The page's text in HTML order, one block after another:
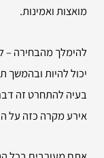
מואצות ואמינות.
להימלך מהבחירה –
יכול להיות ובהמשך
בעיה להתחרט זה
אירע מקרה כזה על